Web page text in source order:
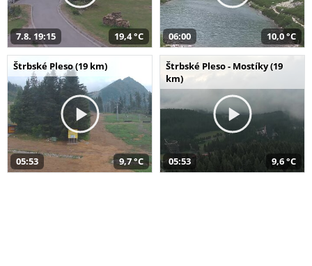
7.8. 19:15 19,4 °C 06:00 10,0 °C
Štrbské Pleso (19 km)
05:53 9,7 °C
Štrbské Pleso - Mostíky (19
km)
05:53 9,6 °C